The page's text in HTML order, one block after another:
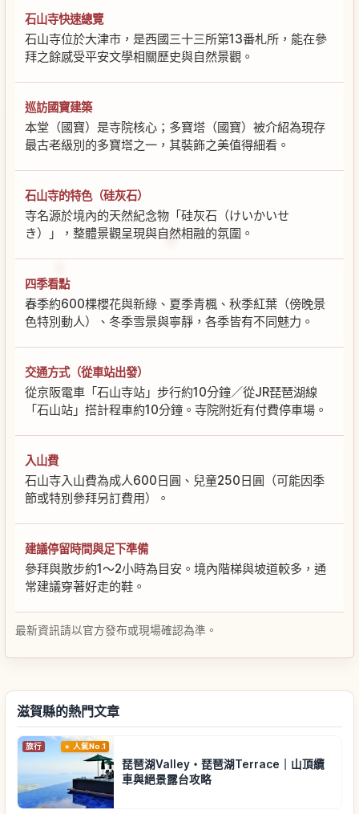
石山寺快速總覽
石山寺位於大津市，是西國三十三所第13番札所，能在參
拜之餘感受平安文學相關歷史與自然景觀。
巡訪國寶建築
本堂（國寶）是寺院核心；多寶塔（國寶）被介紹為現存
最古老級別的多寶塔之一，其裝飾之美值得細看。
石山寺的特色（硅灰石）
寺名源於境內的天然紀念物「硅灰石（けいかいせ
き）」，整體景觀呈現與自然相融的氛圍。
四季看點
春季約600棵櫻花與新綠、夏季青楓、秋季紅葉（傍晚景
色特別動人）、冬季雪景與寧靜，各季皆有不同魅力。
交通方式（從車站出發）
從京阪電車「石山寺站」步行約10分鐘／從JR琵琶湖線
「石山站」搭計程車約10分鐘。寺院附近有付費停車場。
入山費
石山寺入山費為成人600日圓、兒童250日圓（可能因季
節或特別參拜另訂費用）。
建議停留時間與足下準備
參拜與散步約1〜2小時為目安。境內階梯與坡道較多，通
常建議穿著好走的鞋。
最新資訊請以官方發布或現場確認為準。
滋賀縣的熱門文章
旅行 人氣No.1
琵琶湖Valley・琵琶湖Terrace｜山頂纜
車與絕景露台攻略